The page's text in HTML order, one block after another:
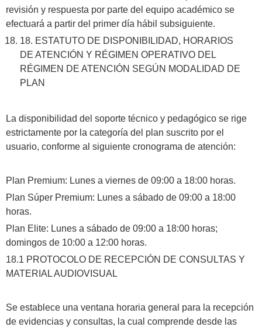
revisión y respuesta por parte del equipo académico se
efectuará a partir del primer día hábil subsiguiente.
18. ​ESTATUTO DE DISPONIBILIDAD, HORARIOS
DE ATENCIÓN Y RÉGIMEN OPERATIVO DEL
RÉGIMEN DE ATENCIÓN SEGÚN MODALIDAD DE
PLAN
La disponibilidad del soporte técnico y pedagógico se rige
estrictamente por la categoría del plan suscrito por el
usuario, conforme al siguiente cronograma de atención:
Plan Premium: Lunes a viernes de 09:00 a 18:00 horas.
​Plan Súper Premium: Lunes a sábado de 09:00 a 18:00
horas.
​Plan Elite: Lunes a sábado de 09:00 a 18:00 horas;
domingos de 10:00 a 12:00 horas.
18.1 PROTOCOLO DE RECEPCIÓN DE CONSULTAS Y
MATERIAL AUDIOVISUAL
Se establece una ventana horaria general para la recepción
de evidencias y consultas, la cual comprende desde las